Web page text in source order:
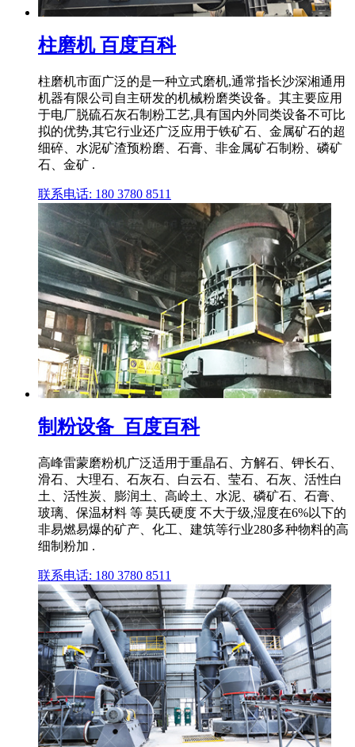
柱磨机 百度百科
柱磨机市面广泛的是一种立式磨机,通常指长沙深湘通用
机器有限公司自主研发的机械粉磨类设备。其主要应用
于电厂脱硫石灰石制粉工艺,具有国内外同类设备不可比
拟的优势,其它行业还广泛应用于铁矿石、金属矿石的超
细碎、水泥矿渣预粉磨、石膏、非金属矿石制粉、磷矿
石、金矿 .
联系电话: 180 3780 8511
制粉设备_百度百科
高峰雷蒙磨粉机广泛适用于重晶石、方解石、钾长石、
滑石、大理石、石灰石、白云石、莹石、石灰、活性白
土、活性炭、膨润土、高岭土、水泥、磷矿石、石膏、
玻璃、保温材料 等 莫氏硬度 不大于级,湿度在6%以下的
非易燃易爆的矿产、化工、建筑等行业280多种物料的高
细制粉加 .
联系电话: 180 3780 8511